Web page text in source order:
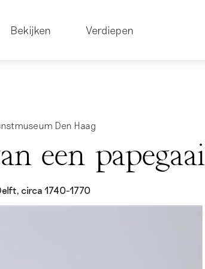
Bekijken Verdiepen
Den Haag
een papegaai
circa 1740-1770